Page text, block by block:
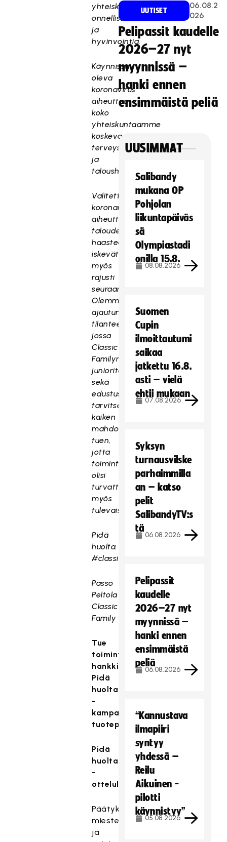
yhteiskunnan
onnellisuutta
ja
hyvinvointia.
Käynnissä
oleva
koronavirus
aiheuttaa
koko
yhteiskuntaamme
koskevan
terveys-
ja
taloushaasteen.
Valitettavasti
koronan
aiheuttamat
taloudelliset
haasteet
iskevät
myös
rajusti
seuraamme.
Olemmekin
ajautumassa
tilanteeseen,
jossa
Classic
Familyn
junioritoiminta
sekä
edustusurheilu
tarvitsee
kaiken
mahdollisen
tuen,
jotta
toimintamme
olisi
turvattu
myös
tulevaisuudessa.
Pidä
huolta.
#classicsydän
Passo
Peltola
Classic
Family
Tue
toimintaamme
hankkimalla
Pidä
huolta
-
kampanjan
tuotepaketteja
Pidä
huolta
-
ottelulippu
Päätykatsomolippu
miesten
ja
UUTISET
06.08.2
026
Pelipassit kaudelle
2026–27 nyt
myynnissä –
hanki ennen
ensimmäistä peliä
UUSIMMAT
Salibandy
mukana OP
Pohjolan
liikuntapäiväs
sä
Olympiastadi
onilla 15.8.
08.08.2026
Suomen
Cupin
ilmoittautumi
saikaa
jatkettu 16.8.
asti – vielä
ehtii mukaan
07.08.2026
Syksyn
turnausvilske
parhaimmilla
an – katso
pelit
SalibandyTV:s
tä
06.08.2026
Pelipassit
kaudelle
2026–27 nyt
myynnissä –
hanki ennen
ensimmäistä
peliä
06.08.2026
“Kannustava
ilmapiiri
syntyy
yhdessä –
Reilu
Aikuinen -
pilotti
käynnistyy”
05.08.2026